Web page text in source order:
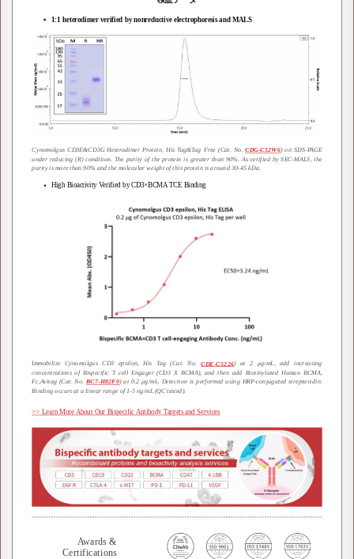
1:1 heterodimer verified by nonreductive electrophoresis and MALS
Cynomolgus CD3E&CD3G Heterodimer Protein, His Tag&Tag Free (Cat. No.CDG-C52W6) on SDS-PAGE
under reducing (R) condition. The purity of the protein is greater than 90%. As verified by SEC-MALS, the
purity is more than 90% and the molecular weight of this protein is around 30-45 kDa.
High Bioactivity Verified by CD3×BCMA TCE Binding
Immobilize Cynomolgus CD3 epsilon, His Tag (Cat. No.CDE-C5226) at 2 μg/mL, add increasing
concentrations of Bispecific T cell Engager (CD3 X BCMA), and then add Biotinylated Human BCMA,
Fc,Avitag (Cat. No. BC7-H82F0) at 0.2 μg/mL. Detection is performed using HRP-conjugated streptavidin.
Binding occurs at a linear range of 1-5 ng/mL (QC tested).
>> Learn More About Our Bispecific Antibody Targets and Services
Awards &
Certifications